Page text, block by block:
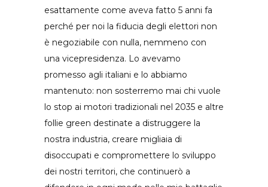
esattamente come aveva fatto 5 anni fa
perché per noi la fiducia degli elettori non
è negoziabile con nulla, nemmeno con
una vicepresidenza. Lo avevamo
promesso agli italiani e lo abbiamo
mantenuto: non sosterremo mai chi vuole
lo stop ai motori tradizionali nel 2035 e altre
follie green destinate a distruggere la
nostra industria, creare migliaia di
disoccupati e compromettere lo sviluppo
dei nostri territori, che continuerò a